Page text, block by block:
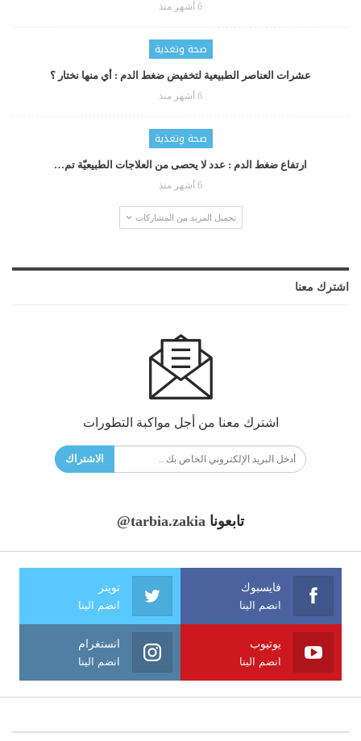
6 أشهر منذ
صحة وتغذية
عشرات العناصر الطبيعية لتخفيض ضغط الدم : أي منها نختار ؟
6 أشهر منذ
صحة وتغذية
ارتفاع ضغط الدم : عدد لا يحصى من العلاجات الطبيعيّة تم…
6 أشهر منذ
تحميل المزيد من المشاركات
اشترك معنا
اشترك معنا من أجل مواكبة التطورات
الاشتراك
تابعونا @tarbia.zakia
فايسبوك
انضم الينا
تويتر
انضم الينا
يوتيوب
انضم الينا
انستغرام
انضم الينا